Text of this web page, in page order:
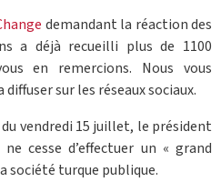
demandant la réaction des
a déjà recueilli plus de 1100
en remercions. Nous vous
sur les réseaux sociaux.
vendredi 15 juillet, le président
cesse d’effectuer un « grand
société turque publique.